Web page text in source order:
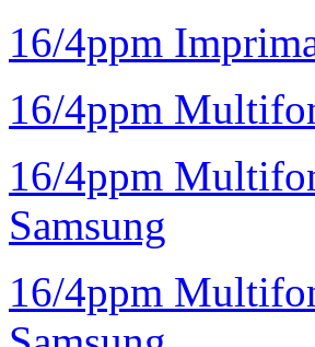
16/4ppm
16/4ppm
16/4ppm
Samsung
16/4ppm